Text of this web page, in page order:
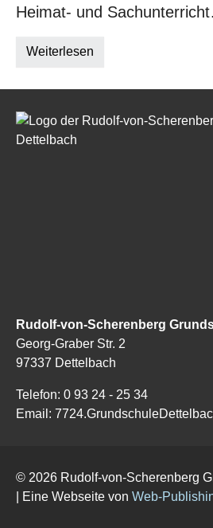
Heimat- und
Weiterlesen
Rudolf-von-Scherenberg
Georg-Graber Str. 2
97337 Dettelbach
Telefon: 0 93 24 - 25 34
Email:
© 2026 Rudolf-von-Scherenberg
Eine Webseite von Web-